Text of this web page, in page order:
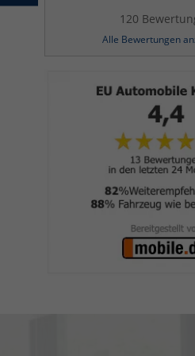
120
Alle Bewertungen